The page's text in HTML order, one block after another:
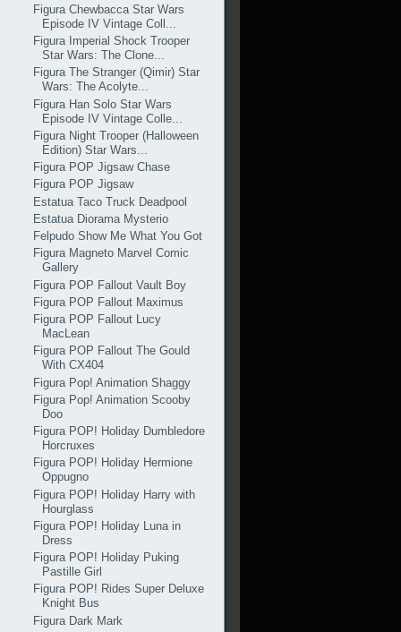
Figura Chewbacca Star Wars
Episode IV Vintage Coll...
Figura Imperial Shock Trooper
Star Wars: The Clone...
Figura The Stranger (Qimir) Star
Wars: The Acolyte...
Figura Han Solo Star Wars
Episode IV Vintage Colle...
Figura Night Trooper (Halloween
Edition) Star Wars...
Figura POP Jigsaw Chase
Figura POP Jigsaw
Estatua Taco Truck Deadpool
Estatua Diorama Mysterio
Felpudo Show Me What You Got
Figura Magneto Marvel Comic
Gallery
Figura POP Fallout Vault Boy
Figura POP Fallout Maximus
Figura POP Fallout Lucy
MacLean
Figura POP Fallout The Gould
With CX404
Figura Pop! Animation Shaggy
Figura Pop! Animation Scooby
Doo
Figura POP! Holiday Dumbledore
Horcruxes
Figura POP! Holiday Hermione
Oppugno
Figura POP! Holiday Harry with
Hourglass
Figura POP! Holiday Luna in
Dress
Figura POP! Holiday Puking
Pastille Girl
Figura POP! Rides Super Deluxe
Knight Bus
Figura Dark Mark